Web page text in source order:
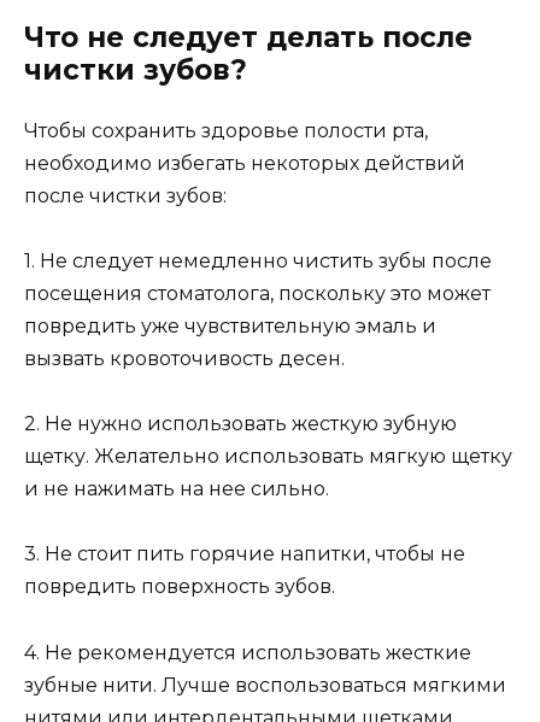
Что не следует делать после
чистки зубов?
Чтобы сохранить здоровье полости рта,
необходимо избегать некоторых действий
после чистки зубов:
1. Не следует немедленно чистить зубы после
посещения стоматолога, поскольку это может
повредить уже чувствительную эмаль и
вызвать кровоточивость десен.
2. Не нужно использовать жесткую зубную
щетку. Желательно использовать мягкую щетку
и не нажимать на нее сильно.
3. Не стоит пить горячие напитки, чтобы не
повредить поверхность зубов.
4. Не рекомендуется использовать жесткие
зубные нити. Лучше воспользоваться мягкими
нитями или интердентальными щетками.